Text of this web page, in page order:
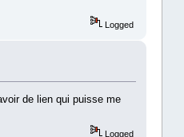
Logged
de lien qui puisse me
Logged